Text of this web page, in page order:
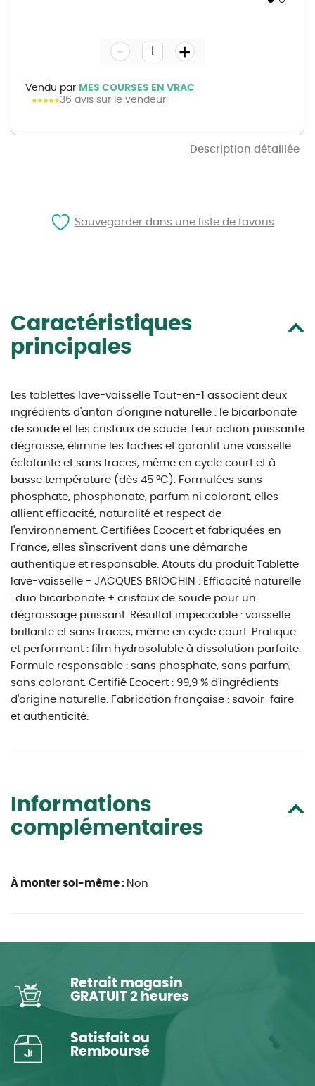
Description détaillée
gallery
Vendu par MES COURSES EN VRAC
36 avis sur le vendeur
- +
Caractéristiques
principales
Les tablettes lave-vaisselle Tout-en-1 associent deux
ingrédients d'antan d'origine naturelle : le bicarbonate
de soude et les cristaux de soude. Leur action puissante
dégraisse, élimine les taches et garantit une vaisselle
éclatante et sans traces, même en cycle court et à
basse température (dès 45 °C). Formulées sans
phosphate, phosphonate, parfum ni colorant, elles
allient efficacité, naturalité et respect de
l'environnement. Certifiées Ecocert et fabriquées en
France, elles s'inscrivent dans une démarche
authentique et responsable. Atouts du produit Tablette
lave-vaisselle - JACQUES BRIOCHIN : Efficacité naturelle
: duo bicarbonate + cristaux de soude pour un
dégraissage puissant. Résultat impeccable : vaisselle
brillante et sans traces, même en cycle court. Pratique
et performant : film hydrosoluble à dissolution parfaite.
Formule responsable : sans phosphate, sans parfum,
sans colorant. Certifié Ecocert : 99,9 % d'ingrédients
d'origine naturelle. Fabrication française : savoir-faire
et authenticité.
Informations
complémentaires
À monter soi-même : Non
Sauvegarder dans une liste de favoris
Retrait magasin
GRATUIT 2 heures
Satisfait ou
Remboursé